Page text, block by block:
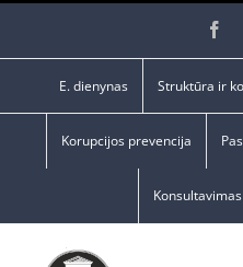
E. dienynas Struktūra ir
Korupcijos prevencija